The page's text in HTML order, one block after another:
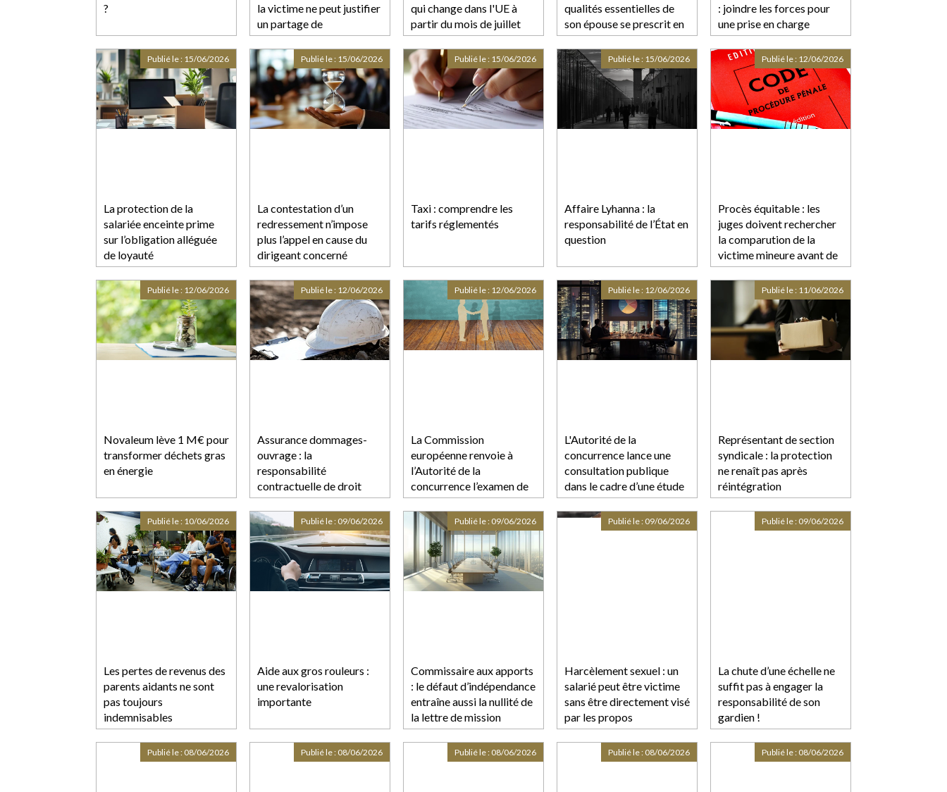
?
la victime ne peut justifier
un partage de
responsabilité !
qui change dans l'UE à
partir du mois de juillet
pour renforcer la sécurité
au volant
qualités essentielles de
son épouse se prescrit en
cinq ans à compter de la
célébration du mariage
: joindre les forces pour
une prise en charge
globale
La protection de la
salariée enceinte prime
sur l’obligation alléguée
de loyauté
Publié le : 15/06/2026
La contestation d’un
redressement n’impose
plus l’appel en cause du
dirigeant concerné
Publié le : 15/06/2026
Taxi : comprendre les
tarifs réglementés
Publié le : 15/06/2026
Affaire Lyhanna : la
responsabilité de l’État en
question
Publié le : 15/06/2026
Procès équitable : les
juges doivent rechercher
la comparution de la
victime mineure avant de
la dispenser d’audience !
Publié le : 12/06/2026
Novaleum lève 1 M€ pour
transformer déchets gras
en énergie
Publié le : 12/06/2026
Assurance dommages-
ouvrage : la
responsabilité
contractuelle de droit
commun écartée
Publié le : 12/06/2026
La Commission
européenne renvoie à
l’Autorité de la
concurrence l’examen de
la création d’une
entreprise commune par
les groupes Auchan et
ITM Entreprises pour
l’exploitation de 167
points de vente de
distribution au détail à
Publié le : 12/06/2026
L'Autorité de la
concurrence lance une
consultation publique
dans le cadre d’une étude
relative aux orientations
informelles en matière de
développement durable
Publié le : 12/06/2026
Représentant de section
syndicale : la protection
ne renaît pas après
réintégration
Publié le : 11/06/2026
Les pertes de revenus des
parents aidants ne sont
pas toujours
indemnisables
Publié le : 10/06/2026
Aide aux gros rouleurs :
une revalorisation
importante
Publié le : 09/06/2026
Commissaire aux apports
: le défaut d’indépendance
entraîne aussi la nullité de
la lettre de mission
Publié le : 09/06/2026
Harcèlement sexuel : un
salarié peut être victime
sans être directement visé
par les propos
Publié le : 09/06/2026
La chute d’une échelle ne
suffit pas à engager la
responsabilité de son
gardien !
Publié le : 09/06/2026
Publié le : 08/06/2026 Publié le : 08/06/2026 Publié le : 08/06/2026 Publié le : 08/06/2026 Publié le : 08/06/2026